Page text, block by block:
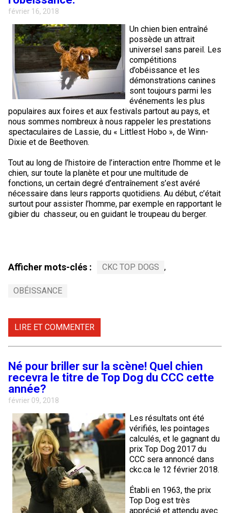
février 16, 2018
Un chien bien entraîné
possède un attrait
universel sans pareil. Les
compétitions
d’obéissance et les
démonstrations canines
sont toujours parmi les
événements les plus
populaires aux foires et aux festivals partout au pays, et
nous sommes nombreux à nous rappeler les prestations
spectaculaires de Lassie, du « Littlest Hobo », de Winn-
Dixie et de Beethoven.
Tout au long de l’histoire de l’interaction entre l’homme et le
chien, sur toute la planète et pour une multitude de
fonctions, un certain degré d’entraînement s’est avéré
nécessaire dans leurs rapports quotidiens. Au début, c’était
surtout pour assister l’homme, par exemple en rapportant le
gibier du chasseur, ou en guidant le troupeau du berger.
Afficher mots-clés : CKC TOP DOGS ,
OBÉISSANCE
LIRE ET COMMENTER
Né pour briller sur la scène! Quel chien
recevra le titre de Top Dog du CCC cette
année?
février 09, 2018
Les résultats ont été
vérifiés, les pointages
calculés, et le gagnant du
prix Top Dog 2017 du
CCC sera annoncé dans
ckc.ca le 12 février 2018.
Établi en 1963, the prix
Top Dog est très
apprécié et attendu avec